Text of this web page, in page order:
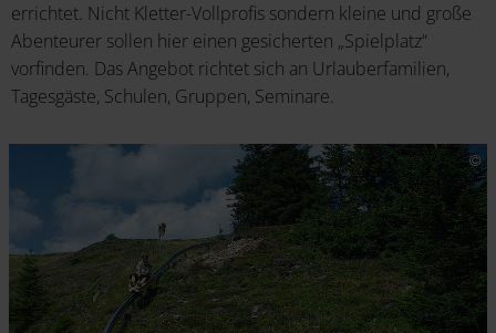
errichtet. Nicht Kletter-Vollprofis sondern kleine und große
Abenteurer sollen hier einen gesicherten „Spielplatz“
vorfinden. Das Angebot richtet sich an Urlauberfamilien,
Tagesgäste, Schulen, Gruppen, Seminare.